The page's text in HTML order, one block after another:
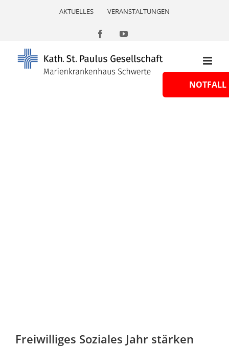
AKTUELLES VERANSTALTUNGEN
FacebookYouTube
Freiwilliges Soziales Jahr stärken
NOTFALL